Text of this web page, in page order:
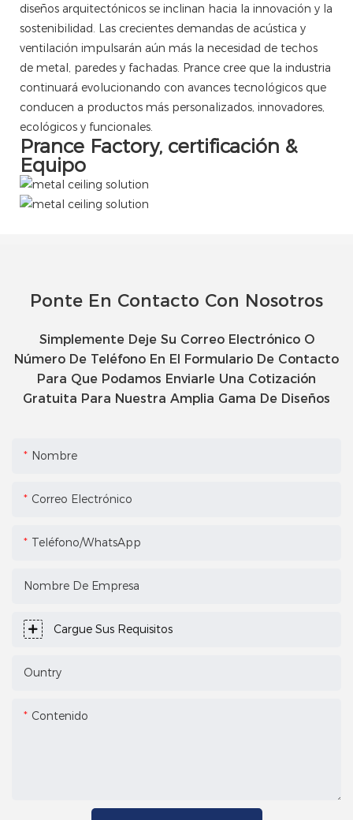
diseños arquitectónicos se inclinan hacia la innovación y la
sostenibilidad. Las crecientes demandas de acústica y
ventilación impulsarán aún más la necesidad de techos
de metal, paredes y fachadas. Prance cree que la industria
continuará evolucionando con avances tecnológicos que
conducen a productos más personalizados, innovadores,
ecológicos y funcionales.
Prance Factory, certificación &
Equipo
Ponte En Contacto Con Nosotros
Simplemente Deje Su Correo Electrónico O
Número De Teléfono En El Formulario De Contacto
Para Que Podamos Enviarle Una Cotización
Gratuita Para Nuestra Amplia Gama De Diseños
Nombre
Correo Electrónico
Teléfono/WhatsApp
Nombre De Empresa
Cargue Sus Requisitos
Ountry
Contenido